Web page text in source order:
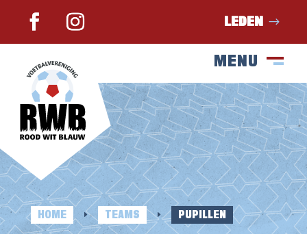
LEDEN
MENU
SLUIT
M
HOME E TEAMS E PUPILLEN